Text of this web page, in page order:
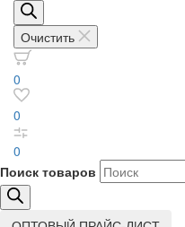
Очистить
0
0
0
Поиск товаров